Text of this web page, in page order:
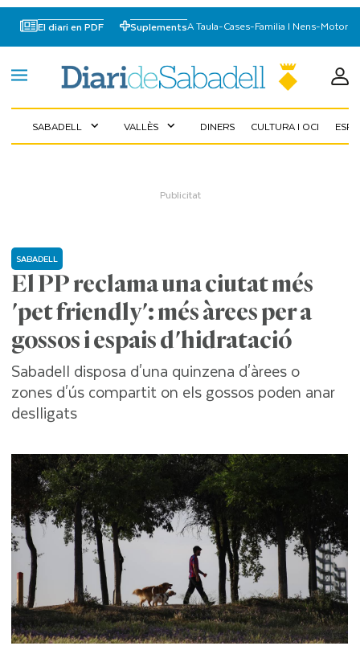
El diari en PDF SuplementsA Taula-Cases-Familia I Nens-Motor
SABADELL expand_more VALLÈS expand_more DINERS CULTURA I OCI
El PP reclama una ciutat més
'pet friendly': més àrees per a
gossos i espais d'hidratació
SABADELL
Sabadell disposa d'una quinzena d'àrees o
zones d'ús compartit on els gossos poden anar
deslligats